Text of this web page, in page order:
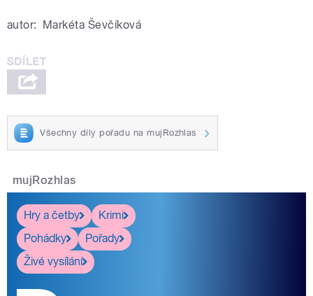
autor: Markéta Ševčíková
Všechny díly pořadu na mujRozhlas
mujRozhlas
Hry a četby
Krimi
Pohádky
Pořady
Živé vysílání